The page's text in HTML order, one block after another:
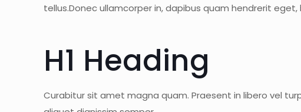
tellus.Donec ullamcorper in, dapibus quam hendrerit
H1 Heading
Curabitur sit amet magna quam. Praesent in libero vel